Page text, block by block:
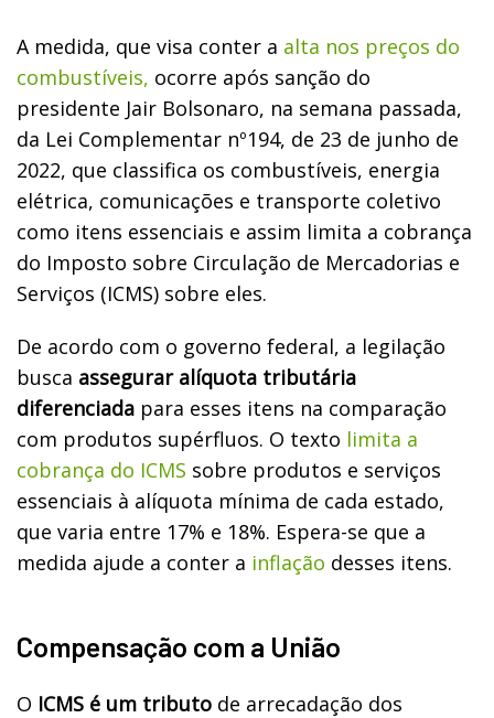
A medida, que visa conter a alta nos preços do
combustíveis, ocorre após sanção do
presidente Jair Bolsonaro, na semana passada,
da Lei Complementar nº194, de 23 de junho de
2022, que classifica os combustíveis, energia
elétrica, comunicações e transporte coletivo
como itens essenciais e assim limita a cobrança
do Imposto sobre Circulação de Mercadorias e
Serviços (ICMS) sobre eles.
De acordo com o governo federal, a legilação
busca assegurar alíquota tributária
diferenciada para esses itens na comparação
com produtos supérfluos. O texto limita a
cobrança do ICMS sobre produtos e serviços
essenciais à alíquota mínima de cada estado,
que varia entre 17% e 18%. Espera-se que a
medida ajude a conter a inflação desses itens.
Compensação com a União
O ICMS é um tributo de arrecadação dos